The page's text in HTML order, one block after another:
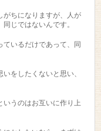
がちになりますが、人が
じではないんです。
ているだけであって、同
をしたくないと思い、
いうのはお互いに作り上